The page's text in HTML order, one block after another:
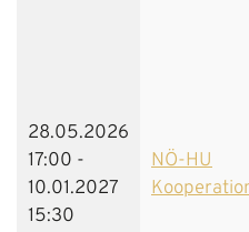
28.05.2026
17:00 -
10.01.2027
15:30
NÖ-HU